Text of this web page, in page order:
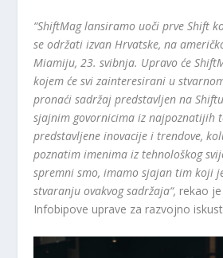
“ShiftMag lansiramo uoči prve Shift
se održati izvan Hrvatske, na
Miamiju, 23. svibnja. Upravo će
kojem će svi zainteresirani u
pronaći sadržaj predstavljen na
sjajnim govornicima iz najpoznatijih
predstavljene inovacije i trendove,
poznatim imenima iz tehnološkog
spremni smo, imamo sjajan tim koji
stvaranju ovakvog sadržaja“, rekao je
Infobipove uprave za razvojno